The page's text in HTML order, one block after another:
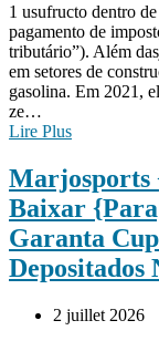
1 usufructo dentro
pagamento de
tributário”). Além
em setores de
gasolina. Em 2021,
ze…
Lire Plus
Marjosports
Baixar
Garanta
Depositados
2 juillet 2026